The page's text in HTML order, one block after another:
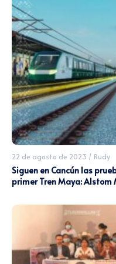
22 de agosto de 2023 / Rudy
Siguen en Cancún las
primer Tren Maya: Alstom